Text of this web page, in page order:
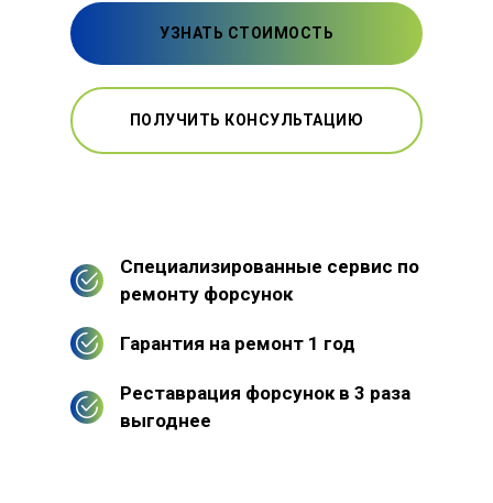
УЗНАТЬ СТОИМОСТЬ
ПОЛУЧИТЬ КОНСУЛЬТАЦИЮ
Специализированные сервис по
ремонту форсунок
Гарантия на ремонт 1 год
Реставрация форсунок в 3 раза
выгоднее